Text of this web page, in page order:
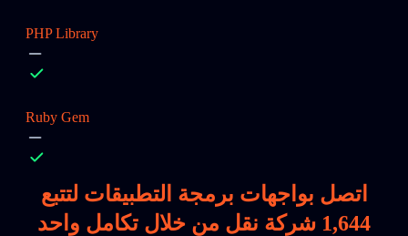
PHP Library
Ruby Gem
اتصل بواجهات برمجة التطبيقات لتتبع
1,644 شركة نقل من خلال تكامل واحد